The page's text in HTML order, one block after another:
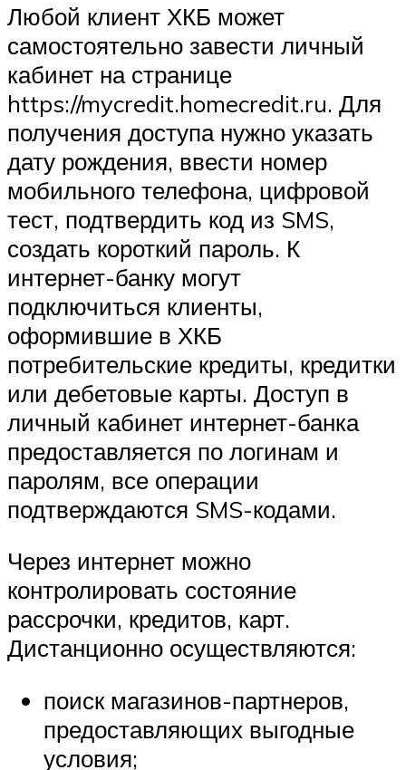
Любой клиент ХКБ может
самостоятельно завести личный
кабинет на странице
https://mycredit.homecredit.ru. Для
получения доступа нужно указать
дату рождения, ввести номер
мобильного телефона, цифровой
тест, подтвердить код из SMS,
создать короткий пароль. К
интернет-банку могут
подключиться клиенты,
оформившие в ХКБ
потребительские кредиты, кредитки
или дебетовые карты. Доступ в
личный кабинет интернет-банка
предоставляется по логинам и
паролям, все операции
подтверждаются SMS-кодами.
Через интернет можно
контролировать состояние
рассрочки, кредитов, карт.
Дистанционно осуществляются:
поиск магазинов-партнеров,
предоставляющих выгодные
условия;